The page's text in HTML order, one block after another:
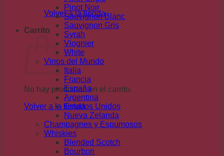
Volver a la tienda
Carrito
No hay productos en el carrito.
Volver a la tienda
Pinot Noir
Sauvignon Blanc
Sauvignon Gris
Syrah
Viognier
White
Vinos del Mundo
Italia
Francia
España
Argentina
Estados Unidos
Nueva Zelanda
Champagnes y Espumosos
Whiskies
Blended Scotch
Bourbon